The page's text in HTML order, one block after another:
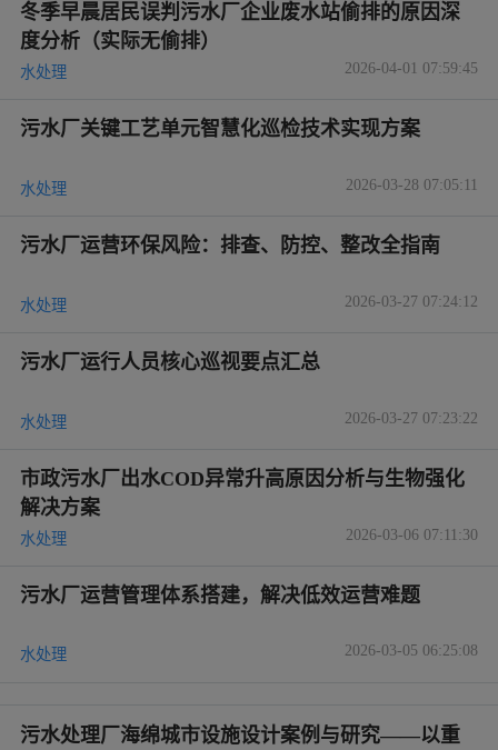
冬季早晨居民误判污水厂企业废水站偷排的原因深
度分析（实际无偷排）
水处理 2026-04-01 07:59:45
污水厂关键工艺单元智慧化巡检技术实现方案
水处理 2026-03-28 07:05:11
污水厂运营环保风险：排查、防控、整改全指南
水处理 2026-03-27 07:24:12
污水厂运行人员核心巡视要点汇总
水处理 2026-03-27 07:23:22
市政污水厂出水COD异常升高原因分析与生物强化
解决方案
水处理 2026-03-06 07:11:30
污水厂运营管理体系搭建，解决低效运营难题
水处理 2026-03-05 06:25:08
污水处理厂海绵城市设施设计案例与研究——以重